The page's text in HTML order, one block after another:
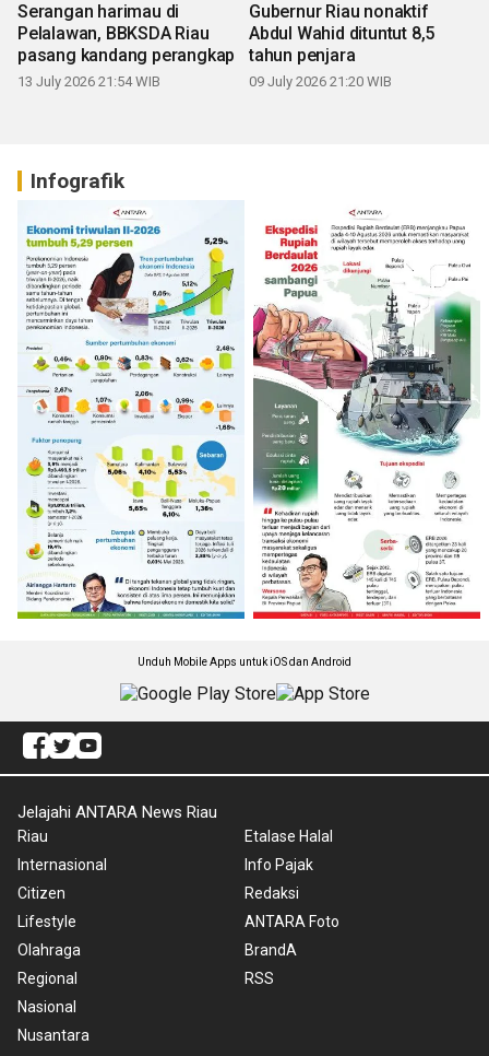
Serangan harimau di
Pelalawan, BBKSDA Riau
pasang kandang perangkap
13 July 2026 21:54 WIB
Gubernur Riau nonaktif
Abdul Wahid dituntut 8,5
tahun penjara
09 July 2026 21:20 WIB
Infografik
Unduh Mobile Apps untuk iOS dan Android
Jelajahi ANTARA News Riau
Riau
Internasional
Citizen
Lifestyle
Olahraga
Regional
Nasional
Nusantara
Etalase Halal
Info Pajak
Redaksi
ANTARA Foto
BrandA
RSS